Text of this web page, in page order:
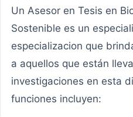
Un Asesor en Tesis en
Sostenible es un
especializacion que
a aquellos que están
investigaciones en esta
funciones incluyen: